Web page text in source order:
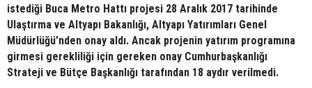
istediği Buca Metro Hattı projesi 28 Aralık 2017 tarihinde
Ulaştırma ve Altyapı Bakanlığı, Altyapı Yatırımları Genel
Müdürlüğü’nden onay aldı. Ancak projenin yatırım programına
girmesi gerekliliği için gereken onay Cumhurbaşkanlığı
Strateji ve Bütçe Başkanlığı tarafından 18 aydır verilmedi.